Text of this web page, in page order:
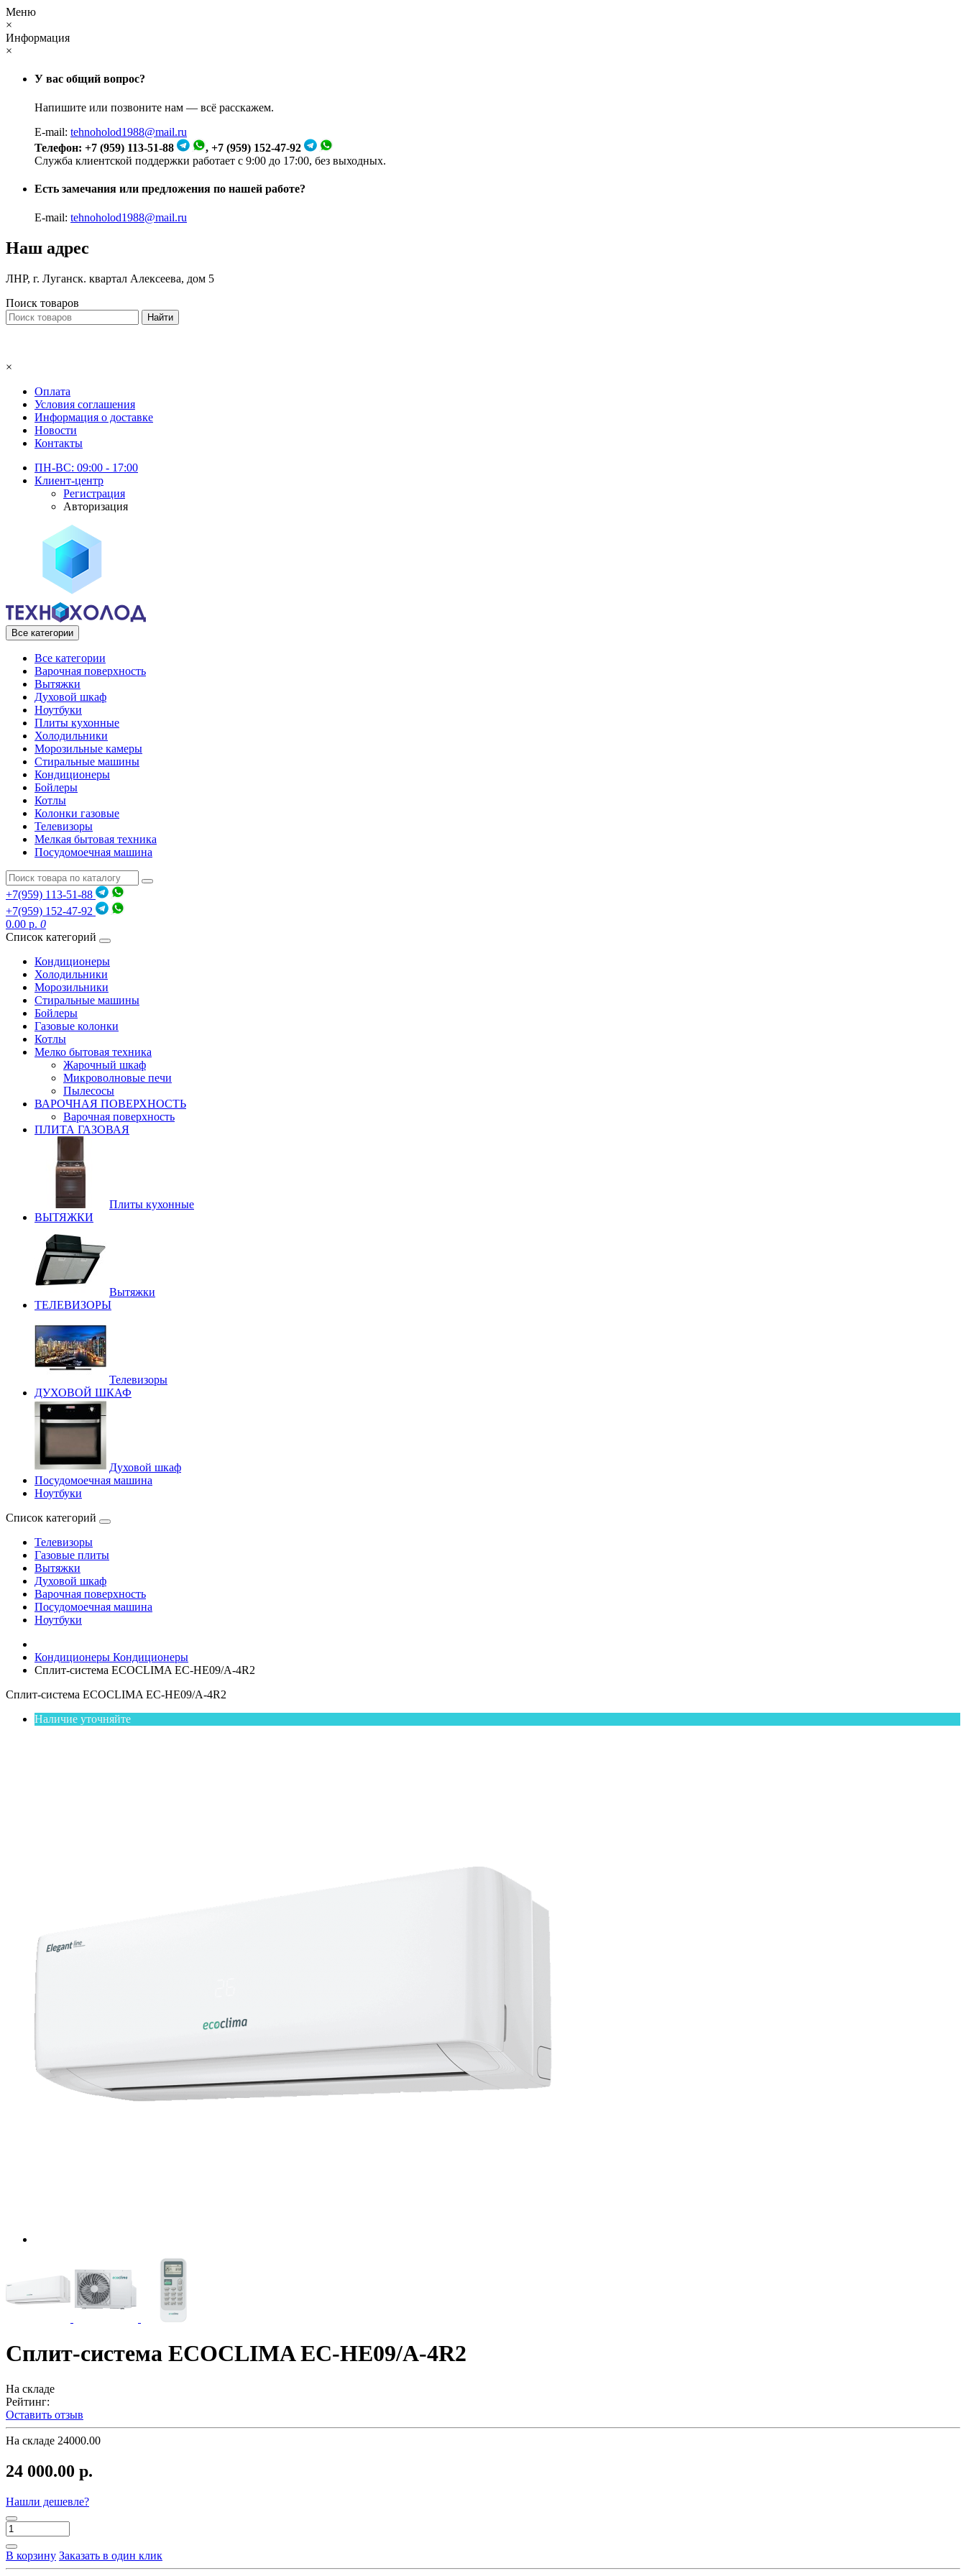
Меню
×
Информация
×
У вас общий вопрос?
Напишите или позвоните нам — всё расскажем.
E-mail: tehnoholod1988@mail.ru
Телефон: +7 (959) 113-51-88
, +7 (959) 152-47-92
Служба клиентской поддержки работает с 9:00 до 17:00, без выходных.
Есть замечания или предложения по нашей работе?
E-mail: tehnoholod1988@mail.ru
Наш адрес
ЛНР, г. Луганск. квартал Алексеева, дом 5
Поиск товаров
×
Оплата
Условия соглашения
Информация о доставке
Новости
Контакты
ПН-ВС: 09:00 - 17:00
Клиент-центр
Регистрация
Авторизация
Все категории
Все категории
Варочная поверхность
Вытяжки
Духовой шкаф
Ноутбуки
Плиты кухонные
Холодильники
Морозильные камеры
Стиральные машины
Кондиционеры
Бойлеры
Котлы
Колонки газовые
Телевизоры
Мелкая бытовая техника
Посудомоечная машина
+7(959) 113-51-88
+7(959) 152-47-92
0.00 р. 0
Список категорий
Кондиционеры
Холодильники
Морозильники
Стиральные машины
Бойлеры
Газовые колонки
Котлы
Мелко бытовая техника
Жарочный шкаф
Микроволновые печи
Пылесосы
ВАРОЧНАЯ ПОВЕРХНОСТЬ
Варочная поверхность
ПЛИТА ГАЗОВАЯ
Плиты кухонные
ВЫТЯЖКИ
Вытяжки
ТЕЛЕВИЗОРЫ
Телевизоры
ДУХОВОЙ ШКАФ
Духовой шкаф
Посудомоечная машина
Ноутбуки
Список категорий
Телевизоры
Газовые плиты
Вытяжки
Духовой шкаф
Варочная поверхность
Посудомоечная машина
Ноутбуки
Кондиционеры Кондиционеры
Сплит-система ECOCLIMA EC-HE09/A-4R2
Сплит-система ECOCLIMA EC-HE09/A-4R2
Наличие уточняйте
Сплит-система ECOCLIMA EC-HE09/A-4R2
На складе
Рейтинг:
Оставить отзыв
На складе 24000.00
24 000.00 р.
Нашли дешевле?
В корзину Заказать в один клик